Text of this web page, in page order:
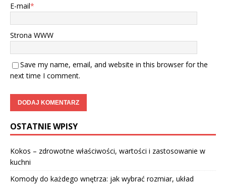
E-mail*
Strona WWW
Save my name, email, and website in this browser for the
next time I comment.
OSTATNIE WPISY
Kokos – zdrowotne właściwości, wartości i zastosowanie w
kuchni
Komody do każdego wnętrza: jak wybrać rozmiar, układ